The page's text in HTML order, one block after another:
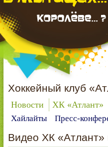
Хоккейный клуб
Новости ХК «Атлант»
Хайлайты Пресс-
Видео ХК